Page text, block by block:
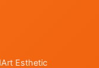
Esthetic